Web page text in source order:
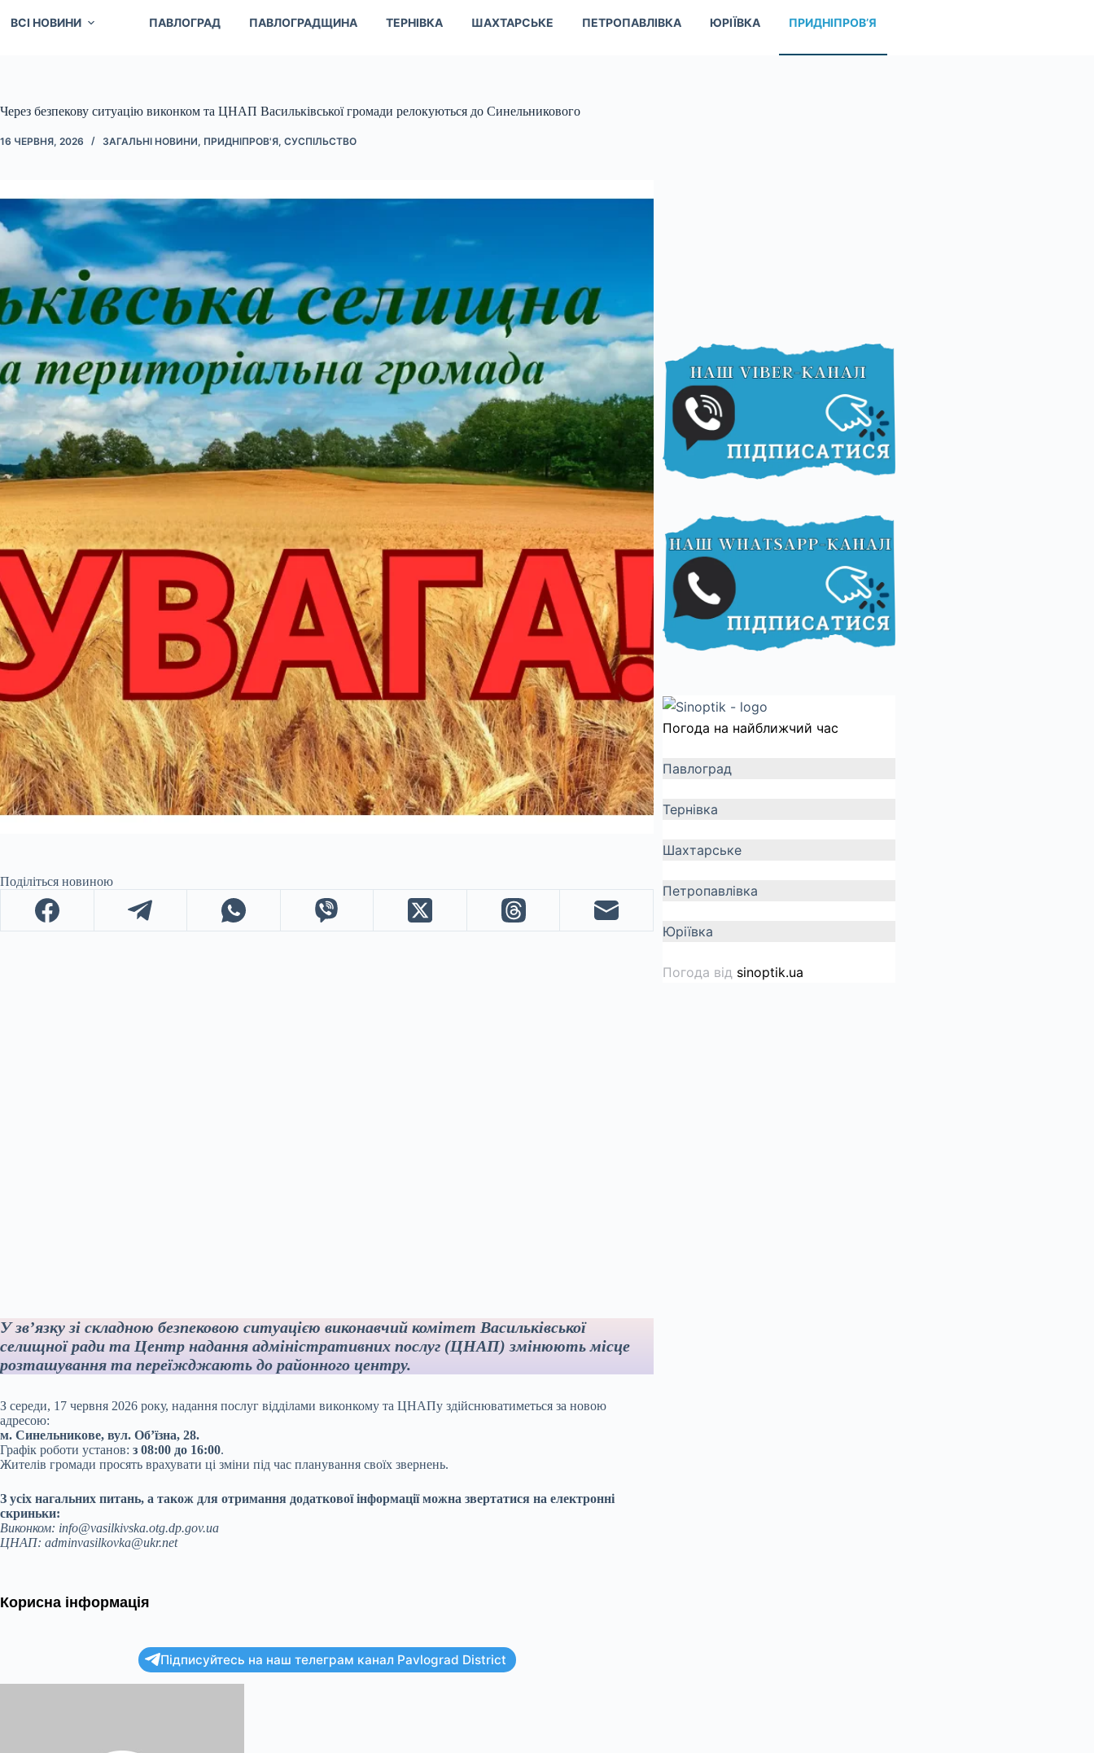
ВСІ НОВИНИ ПАВЛОГРАД ПАВЛОГРАДЩИНА ТЕРНІВКА ШАХТАРСЬКЕ ПЕТРОПАВЛІВКА ЮРІЇВКА ПРИДНІПРОВ’Я
Через безпекову ситуацію виконком та ЦНАП Васильківської громади релокуються до Синельникового
16 ЧЕРВНЯ, 2026 ЗАГАЛЬНІ НОВИНИ, ПРИДНІПРОВ'Я, СУСПІЛЬСТВО
Поділіться новиною
У зв’язку зі складною безпековою ситуацією виконавчий комітет Васильківської
селищної ради та Центр надання адміністративних послуг (ЦНАП) змінюють місце
розташування та переїжджають до районного центру.
З середи, 17 червня 2026 року, надання послуг відділами виконкому та ЦНАПу здійснюватиметься за новою
адресою:
м. Синельникове, вул. Об’їзна, 28.
Графік роботи установ: з 08:00 до 16:00.
Жителів громади просять врахувати ці зміни під час планування своїх звернень.
З усіх нагальних питань, а також для отримання додаткової інформації можна звертатися на електронні
скриньки:
Виконком: info@vasilkivska.otg.dp.gov.ua
ЦНАП: adminvasilkovka@ukr.net
Корисна інформація
Підписуйтесь на наш телеграм канал Pavlograd District
Погода на найближчий час
Павлоград
Тернівка
Шахтарське
Петропавлівка
Юріївка
Погода від sinoptik.ua